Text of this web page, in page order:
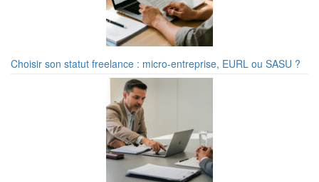
Choisir son statut freelance : micro-entreprise, EURL ou SASU ?